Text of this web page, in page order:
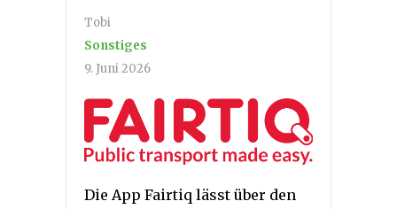
Tobi
Sonstiges
9. Juni 2026
Die App Fairtiq lässt über den